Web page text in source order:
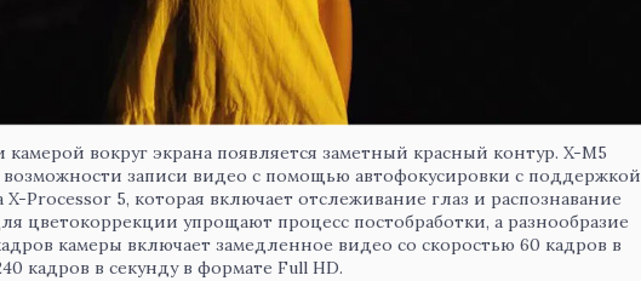
камерой вокруг экрана появляется заметный красный контур. X-M5
записи видео с помощью автофокусировки с поддержкой
X-Processor 5, которая включает отслеживание глаз и распознавание
цветокоррекции упрощают процесс постобработки, а разнообразие
камеры включает замедленное видео со скоростью 60 кадров в
кадров в секунду в формате Full HD.